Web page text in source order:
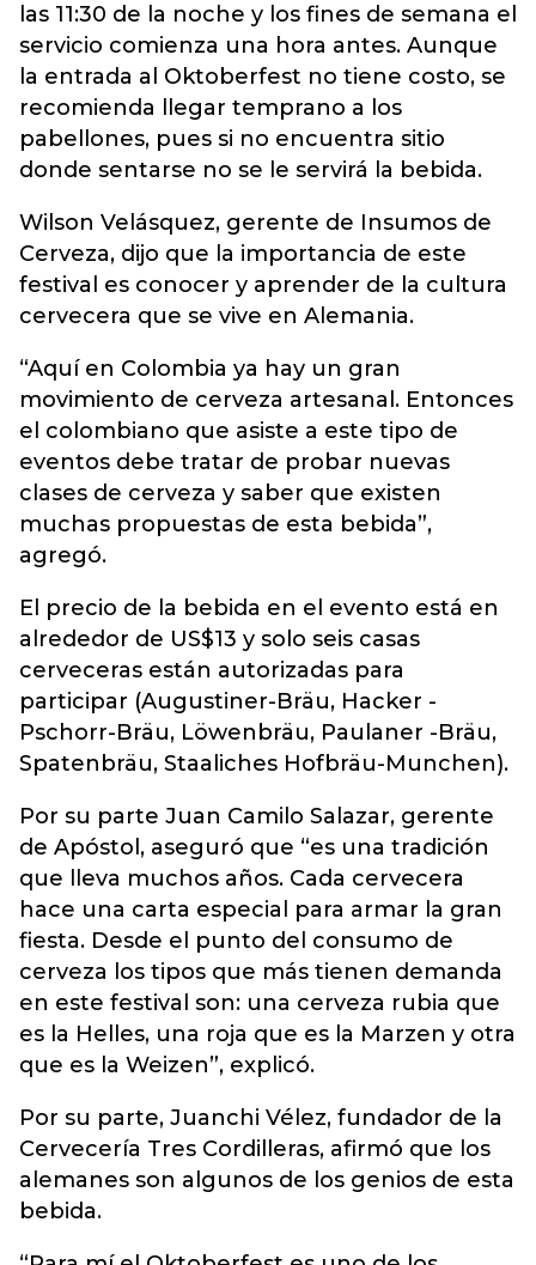
las 11:30 de la noche y los fines de semana el
servicio comienza una hora antes. Aunque
la entrada al Oktoberfest no tiene costo, se
recomienda llegar temprano a los
pabellones, pues si no encuentra sitio
donde sentarse no se le servirá la bebida.
Wilson Velásquez, gerente de Insumos de
Cerveza, dijo que la importancia de este
festival es conocer y aprender de la cultura
cervecera que se vive en Alemania.
“Aquí en Colombia ya hay un gran
movimiento de cerveza artesanal. Entonces
el colombiano que asiste a este tipo de
eventos debe tratar de probar nuevas
clases de cerveza y saber que existen
muchas propuestas de esta bebida”,
agregó.
El precio de la bebida en el evento está en
alrededor de US$13 y solo seis casas
cerveceras están autorizadas para
participar (Augustiner-Bräu, Hacker -
Pschorr-Bräu, Löwenbräu, Paulaner -Bräu,
Spatenbräu, Staaliches Hofbräu-Munchen).
Por su parte Juan Camilo Salazar, gerente
de Apóstol, aseguró que “es una tradición
que lleva muchos años. Cada cervecera
hace una carta especial para armar la gran
fiesta. Desde el punto del consumo de
cerveza los tipos que más tienen demanda
en este festival son: una cerveza rubia que
es la Helles, una roja que es la Marzen y otra
que es la Weizen”, explicó.
Por su parte, Juanchi Vélez, fundador de la
Cervecería Tres Cordilleras, afirmó que los
alemanes son algunos de los genios de esta
bebida.